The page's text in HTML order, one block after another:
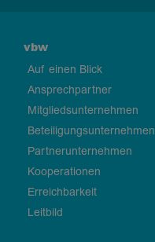
vbw
Auf einen Blick
Ansprechpartner
Mitgliedsunternehmen
Beteiligungsunternehmen
Partnerunternehmen
Kooperationen
Erreichbarkeit
Leitbild